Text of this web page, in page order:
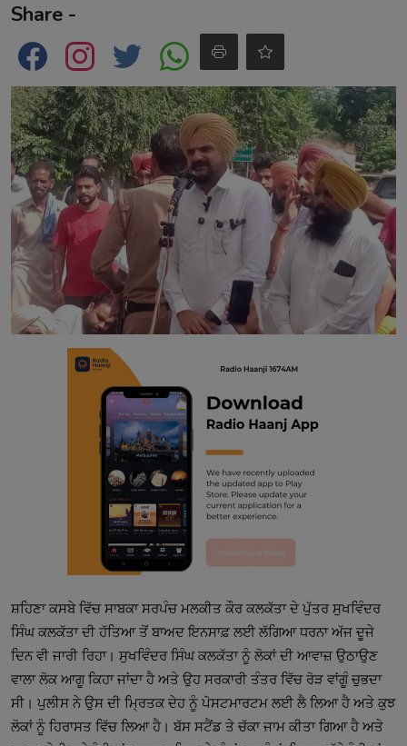
Contact
Share -
ਸ਼ਹਿਣਾ ਕਸਬੇ ਵਿੱਚ ਸਾਬਕਾ ਸਰਪੰਚ ਮਲਕੀਤ ਕੌਰ ਕਲਕੱਤਾ ਦੇ ਪੁੱਤਰ ਸੁਖਵਿੰਦਰ
ਸਿੰਘ ਕਲਕੱਤਾ ਦੀ ਹੱਤਿਆ ਤੋਂ ਬਾਅਦ ਇਨਸਾਫ਼ ਲਈ ਲੱਗਿਆ ਧਰਨਾ ਅੱਜ ਦੂਜੇ
ਦਿਨ ਵੀ ਜਾਰੀ ਰਿਹਾ। ਸੁਖਵਿੰਦਰ ਸਿੰਘ ਕਲਕੱਤਾ ਨੂੰ ਲੋਕਾਂ ਦੀ ਆਵਾਜ਼ ਉਠਾਉਣ
ਵਾਲਾ ਲੋਕ ਆਗੂ ਕਿਹਾ ਜਾਂਦਾ ਹੈ ਅਤੇ ਉਹ ਸਰਕਾਰੀ ਤੰਤਰ ਵਿੱਚ ਰੋੜ ਵਾਂਗੂੰ ਚੁਭਦਾ
ਸੀ। ਪੁਲੀਸ ਨੇ ਉਸ ਦੀ ਮ੍ਰਿਤਕ ਦੇਹ ਨੂੰ ਪੋਸਟਮਾਰਟਮ ਲਈ ਲੈ ਲਿਆ ਹੈ ਅਤੇ ਕੁਝ
ਲੋਕਾਂ ਨੂੰ ਹਿਰਾਸਤ ਵਿੱਚ ਲਿਆ ਹੈ। ਬੱਸ ਸਟੈਂਡ ਤੇ ਚੱਕਾ ਜਾਮ ਕੀਤਾ ਗਿਆ ਹੈ ਅਤੇ